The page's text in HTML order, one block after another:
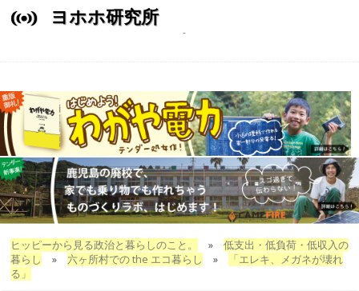
ヨホホ研究所
ヒッピーから見る政治と暮らしのこと。 » 低支出・低負荷・低収入の
暮らし » 六ヶ所村での the エコ暮らし »
「エレキ、メガネが壊れ
る」